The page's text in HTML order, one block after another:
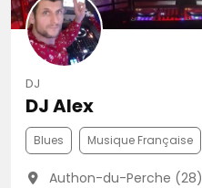
DJ
DJ Alex
Blues Musique Française
Authon-du-Perche (28)